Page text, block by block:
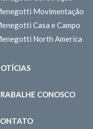
Movimentação
Casa e Campo
North America
CONOSCO